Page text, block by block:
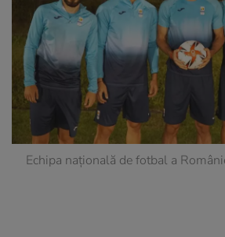
Echipa națională de fotbal a